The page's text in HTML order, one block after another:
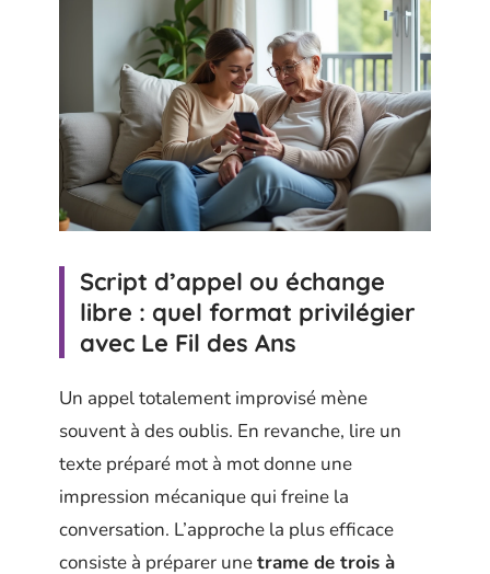
Script d’appel ou échange
libre : quel format privilégier
avec Le Fil des Ans
Un appel totalement improvisé mène
souvent à des oublis. En revanche, lire un
texte préparé mot à mot donne une
impression mécanique qui freine la
conversation. L’approche la plus efficace
consiste à préparer unetrame de trois à